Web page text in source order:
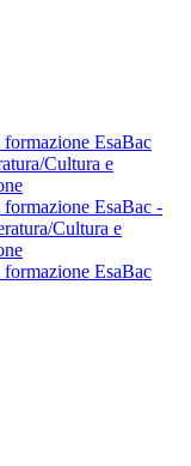
EsaBac
Cultura e
EsaBac -
Cultura e
EsaBac